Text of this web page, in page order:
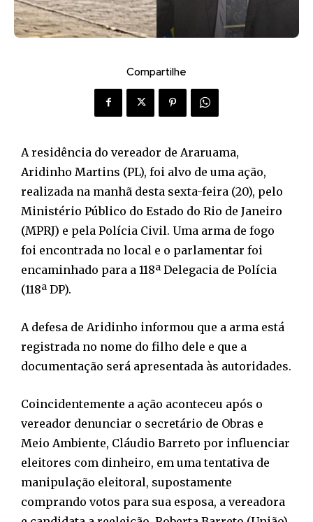
Compartilhe
A residência do vereador de Araruama,
Aridinho Martins (PL), foi alvo de uma ação,
realizada na manhã desta sexta-feira (20), pelo
Ministério Público do Estado do Rio de Janeiro
(MPRJ) e pela Polícia Civil. Uma arma de fogo
foi encontrada no local e o parlamentar foi
encaminhado para a 118ª Delegacia de Polícia
(118ª DP).
A defesa de Aridinho informou que a arma está
registrada no nome do filho dele e que a
documentação será apresentada às autoridades.
Coincidentemente a ação aconteceu após o
vereador denunciar o secretário de Obras e
Meio Ambiente, Cláudio Barreto por influenciar
eleitores com dinheiro, em uma tentativa de
manipulação eleitoral, supostamente
comprando votos para sua esposa, a vereadora